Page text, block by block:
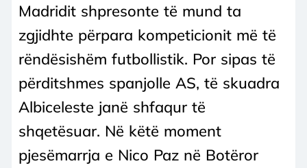
Madridit shpresonte të mund ta
zgjidhte përpara kompeticionit më të
rëndësishëm futbollistik. Por sipas të
përditshmes spanjolle AS, të skuadra
Albiceleste janë shfaqur të
shqetësuar. Në këtë moment
pjesëmarrja e Nico Paz në Botëror